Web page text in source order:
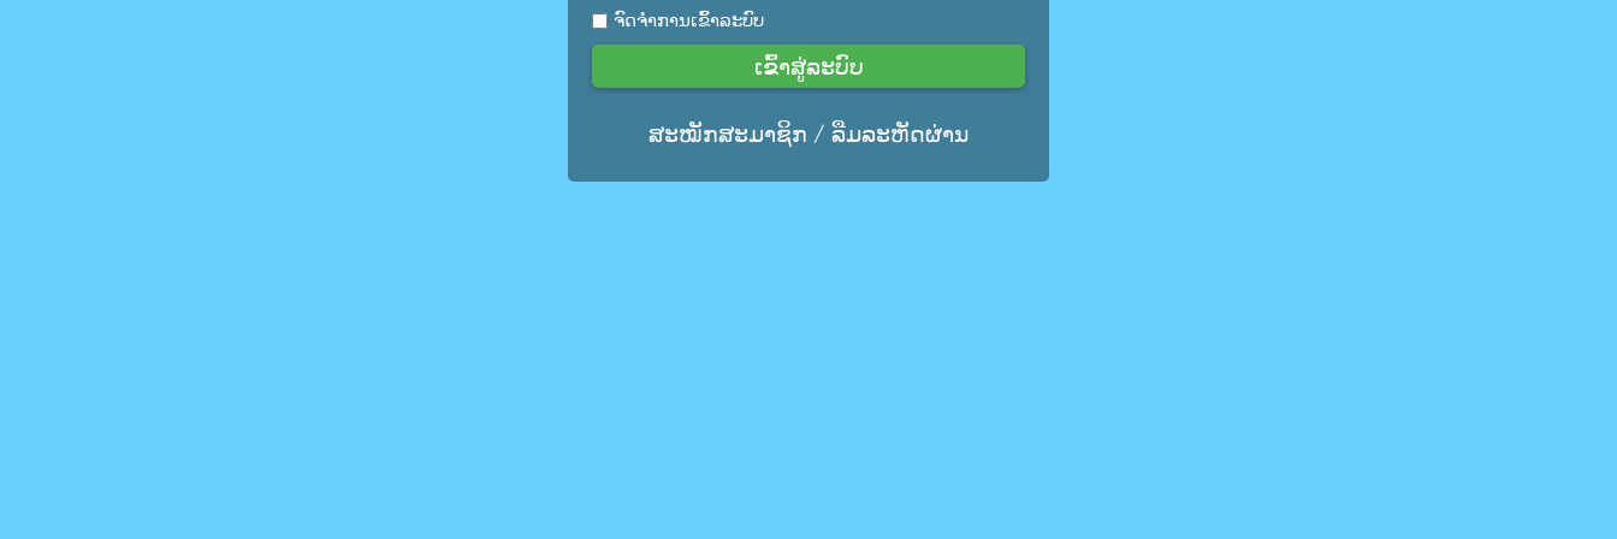
ຈົດຈຳການເຂົ້າລະບົບ
ເຂົ້າສູ່ລະບົບ
ສະໝັກສະມາຊິກ/ລືມລະຫັດຜ່ານ